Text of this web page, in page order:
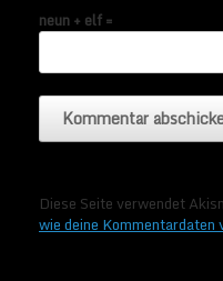
neun + elf =
Diese Seite verwendet
wie deine